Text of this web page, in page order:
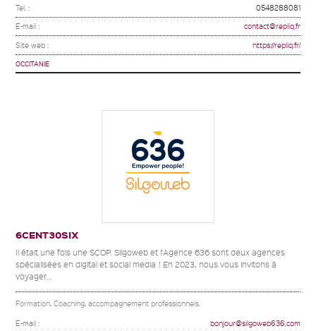
Tel. : 0548288081
E-mail : contact@repliq.fr
Site web : https://repliq.fr/
OCCITANIE
6CENT30SIX
Il était une fois une SCOP. Silgoweb et l’Agence 636 sont deux agences
spécialisées en digital et social media ! En 2023, nous vous invitons à
voyager...
Formation, Coaching, accompagnement professionnels.
E-mail : bonjour@silgoweb636.com